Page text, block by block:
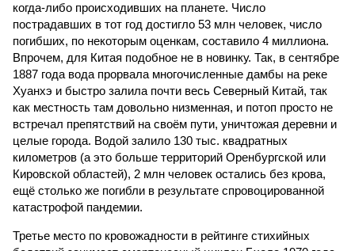
когда-либо происходивших на планете. Число
пострадавших в тот год достигло 53 млн человек, число
погибших, по некоторым оценкам, составило 4 миллиона.
Впрочем, для Китая подобное не в новинку. Так, в сентябре
1887 года вода прорвала многочисленные дамбы на реке
Хуанхэ и быстро залила почти весь Северный Китай, так
как местность там довольно низменная, и потоп просто не
встречал препятствий на своём пути, уничтожая деревни и
целые города. Водой залило 130 тыс. квадратных
километров (а это больше территорий Оренбургской или
Кировской областей), 2 млн человек остались без крова,
ещё столько же погибли в результате спровоцированной
катастрофой пандемии.
Третье место по кровожадности в рейтинге стихийных